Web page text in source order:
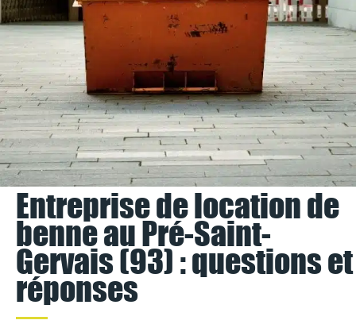
Entreprise de location de
benne au Pré-Saint-
Gervais (93) : questions et
réponses